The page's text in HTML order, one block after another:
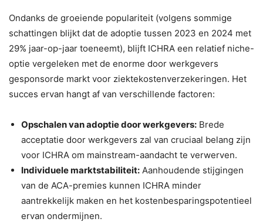
Ondanks de groeiende populariteit (volgens sommige
schattingen blijkt dat de adoptie tussen 2023 en 2024 met
29% jaar-op-jaar toeneemt), blijft ICHRA een relatief niche-
optie vergeleken met de enorme door werkgevers
gesponsorde markt voor ziektekostenverzekeringen. Het
succes ervan hangt af van verschillende factoren:
Opschalen van adoptie door werkgevers: Brede
acceptatie door werkgevers zal van cruciaal belang zijn
voor ICHRA om mainstream-aandacht te verwerven.
Individuele marktstabiliteit: Aanhoudende stijgingen
van de ACA-premies kunnen ICHRA minder
aantrekkelijk maken en het kostenbesparingspotentieel
ervan ondermijnen.